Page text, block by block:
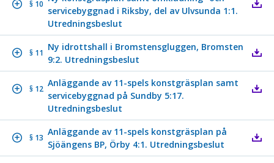
§ 10
servicebyggnad i Riksby, del av Ulvsunda 1:1.
Utredningsbeslut
§ 11
Ny idrottshall i Bromstensgluggen, Bromsten
9:2. Utredningsbeslut
§ 12
Anläggande av 11-spels konstgräsplan samt
servicebyggnad på Sundby 5:17.
Utredningsbeslut
§ 13
Anläggande av 11-spels konstgräsplan på
Sjöängens BP, Örby 4:1. Utredningsbeslut